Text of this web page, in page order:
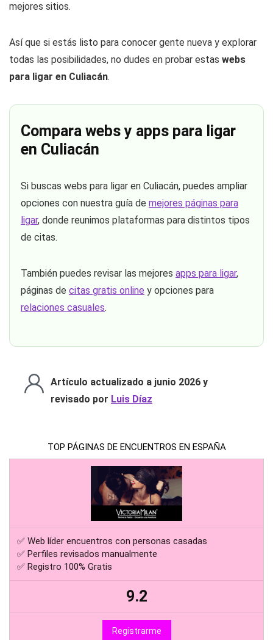
mejores sitios.
Así que si estás listo para conocer gente nueva y explorar
todas las posibilidades, no dudes en probar estas webs
para ligar en Culiacán.
Compara webs y apps para ligar
en Culiacán
Si buscas webs para ligar en Culiacán, puedes ampliar
opciones con nuestra guía de mejores páginas para
ligar, donde reunimos plataformas para distintos tipos
de citas.
También puedes revisar las mejores apps para ligar,
páginas de citas gratis online y opciones para
relaciones casuales.
Artículo actualizado a junio 2026 y
revisado por Luis Díaz
TOP PÁGINAS DE ENCUENTROS EN ESPAÑA
✅ Web líder encuentros con personas casadas
✅ Perfiles revisados manualmente
✅ Registro 100% Gratis
9.2
Registrarme